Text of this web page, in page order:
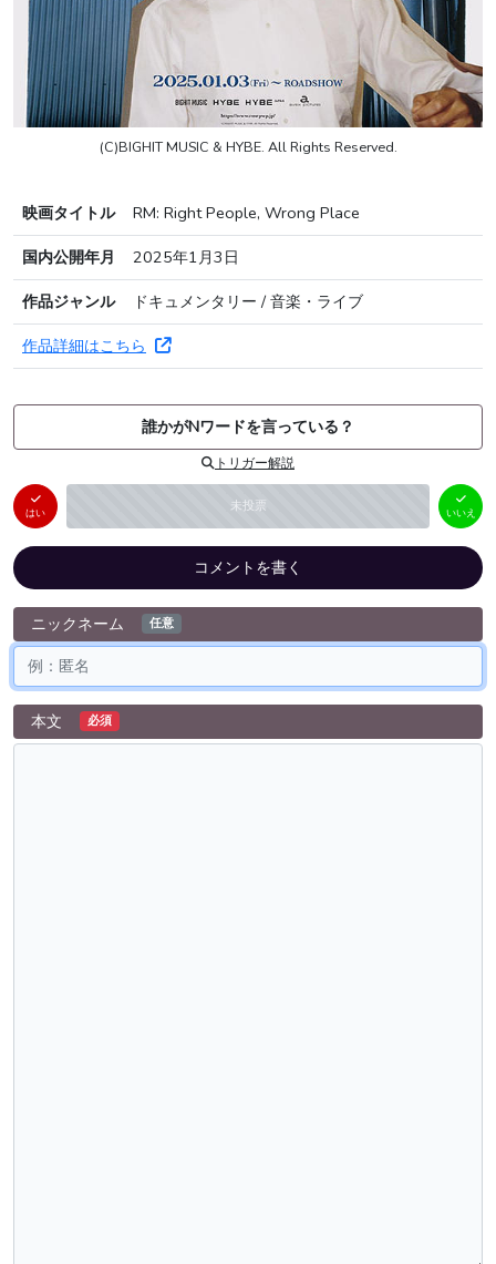
(C)BIGHIT MUSIC & HYBE. All Rights Reserved.
映画タイトル
RM: Right People, Wrong Place
国内公開年月
2025年1月3日
作品ジャンル
ドキュメンタリー / 音楽・ライブ
作品詳細はこちら
誰かがNワードを言っている？
トリガー解説
はい 未投票
いいえ
（ 0件）
いいえ
コメントを書く
ニックネーム 任意
本文 必須